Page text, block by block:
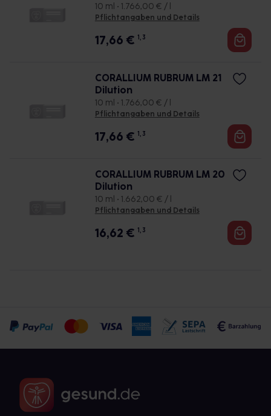
10 ml • 1.766,00 € / l
Pflichtangaben und Details
17,66 € 1, 3
CORALLIUM RUBRUM LM 21
Dilution
10 ml • 1.766,00 € / l
Pflichtangaben und Details
17,66 € 1, 3
CORALLIUM RUBRUM LM 20
Dilution
10 ml • 1.662,00 € / l
Pflichtangaben und Details
16,62 € 1, 3